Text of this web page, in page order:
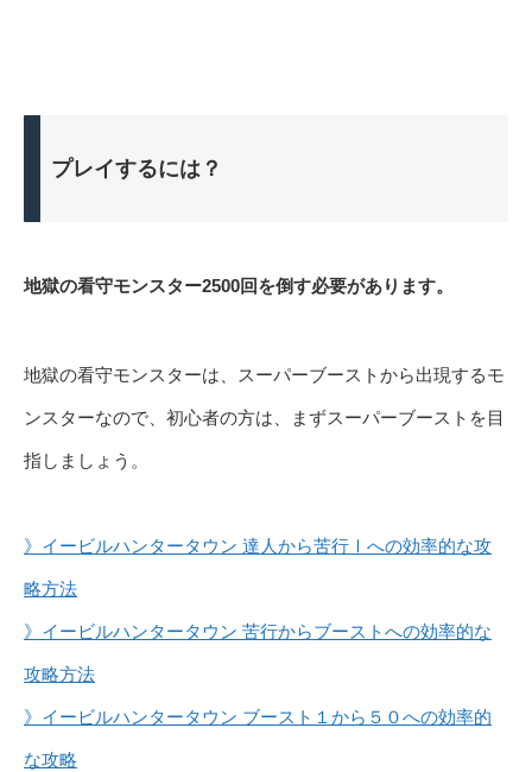
プレイするには？
地獄の看守モンスター2500回を倒す必要があります。
地獄の看守モンスターは、スーパーブーストから出現するモ
ンスターなので、初心者の方は、まずスーパーブーストを目
指しましょう。
》イービルハンタータウン 達人から苦行Ⅰへの効率的な攻
略方法
》イービルハンタータウン 苦行からブーストへの効率的な
攻略方法
》イービルハンタータウン ブースト１から５０への効率的
な攻略